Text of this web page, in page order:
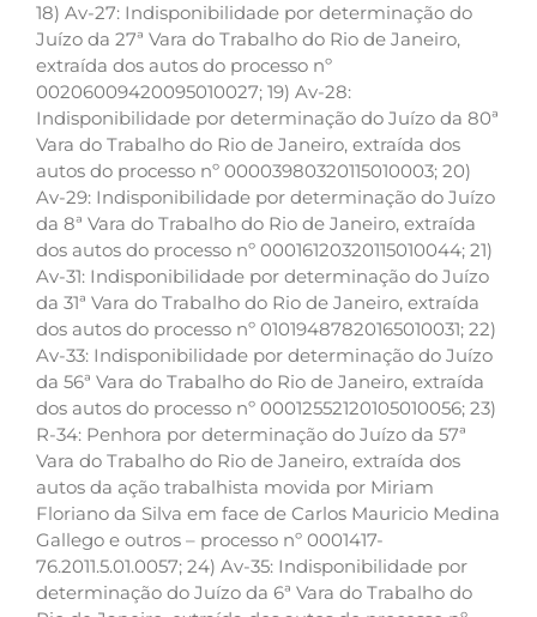
18) Av-27: Indisponibilidade por determinação do
Juízo da 27ª Vara do Trabalho do Rio de Janeiro,
extraída dos autos do processo nº
00206009420095010027; 19) Av-28:
Indisponibilidade por determinação do Juízo da 80ª
Vara do Trabalho do Rio de Janeiro, extraída dos
autos do processo nº 00003980320115010003; 20)
Av-29: Indisponibilidade por determinação do Juízo
da 8ª Vara do Trabalho do Rio de Janeiro, extraída
dos autos do processo nº 00016120320115010044; 21)
Av-31: Indisponibilidade por determinação do Juízo
da 31ª Vara do Trabalho do Rio de Janeiro, extraída
dos autos do processo nº 01019487820165010031; 22)
Av-33: Indisponibilidade por determinação do Juízo
da 56ª Vara do Trabalho do Rio de Janeiro, extraída
dos autos do processo nº 00012552120105010056; 23)
R-34: Penhora por determinação do Juízo da 57ª
Vara do Trabalho do Rio de Janeiro, extraída dos
autos da ação trabalhista movida por Miriam
Floriano da Silva em face de Carlos Mauricio Medina
Gallego e outros – processo nº 0001417-
76.2011.5.01.0057; 24) Av-35: Indisponibilidade por
determinação do Juízo da 6ª Vara do Trabalho do